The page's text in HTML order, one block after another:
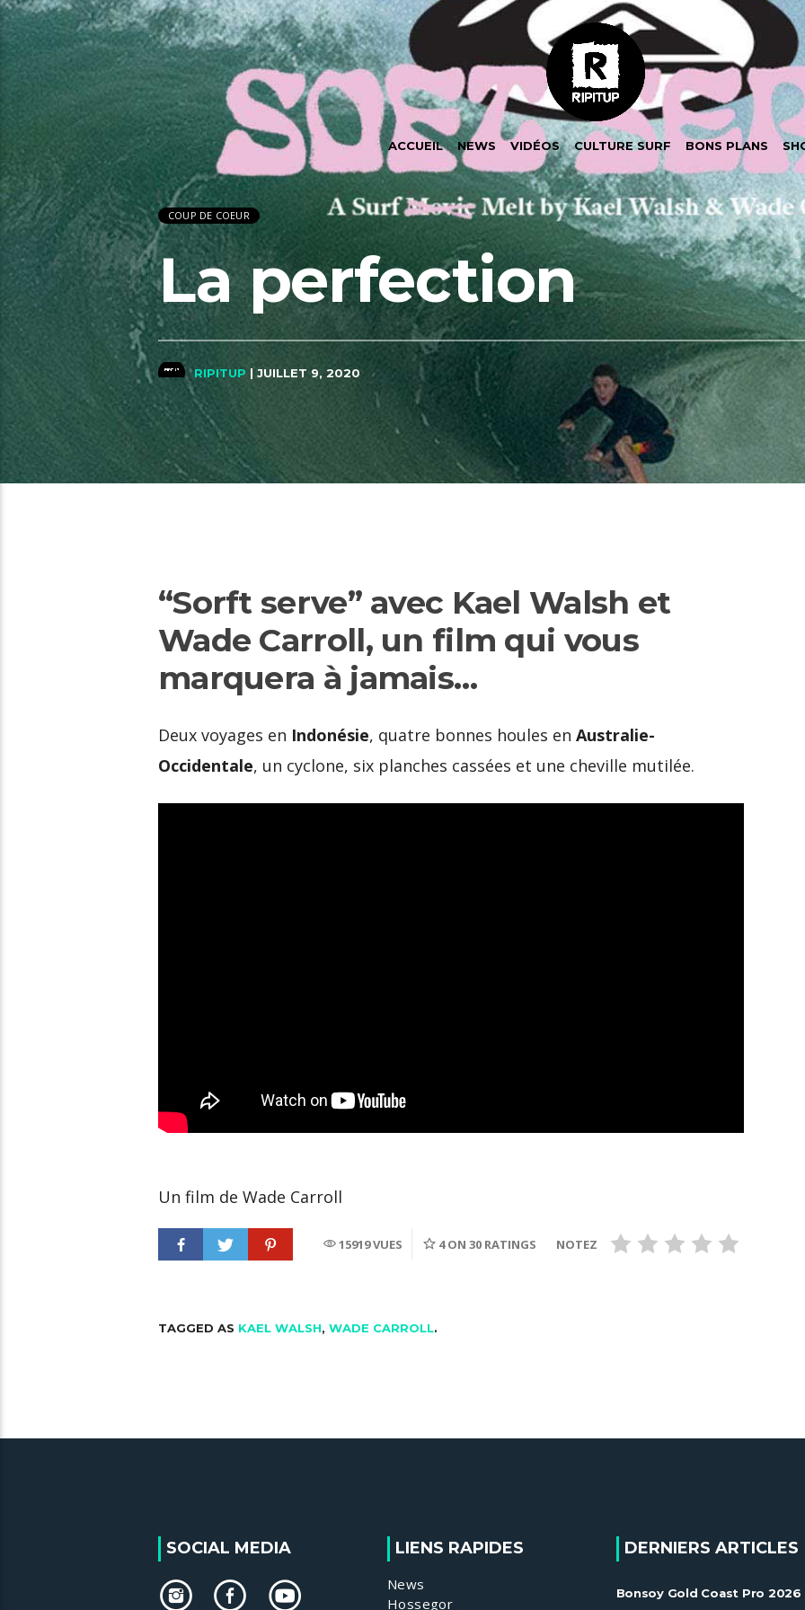
ACCUEIL NEWS VIDÉOS CULTURE SURF BONS PLANS
COUP DE COEUR
La perfection
RIPITUP | JUILLET 9, 2020
“Sorft serve” avec Kael Walsh et
Wade Carroll, un film qui vous
marquera à jamais…
Deux voyages en Indonésie, quatre bonnes houles en Australie-
Occidentale, un cyclone, six planches cassées et une cheville mutilée.
Un film de Wade Carroll
15919 VUES 4 ON 30 RATINGS NOTEZ
TAGGED AS KAEL WALSH, WADE CARROLL.
SOCIAL MEDIA LIENS RAPIDES
News
Hossegor
DERNIERS ARTICLES
Bonsoy Gold Coast Pro 2026